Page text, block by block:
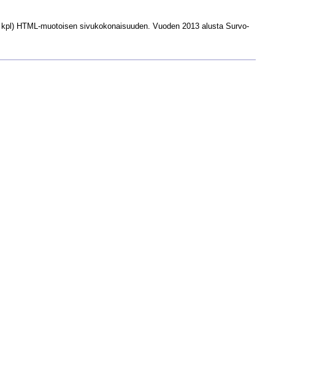
HTML-muotoisen sivukokonaisuuden. Vuoden 2013 alusta Survo-